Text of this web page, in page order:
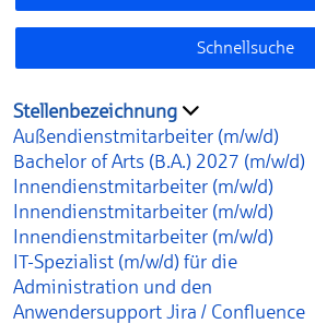
Schnellsuche
Stellenbezeichnung
Außendienstmitarbeiter (m/w/d)
Bachelor of Arts (B.A.) 2027 (m/w/d)
Innendienstmitarbeiter (m/w/d)
Innendienstmitarbeiter (m/w/d)
Innendienstmitarbeiter (m/w/d)
IT-Spezialist (m/w/d) für die
Administration und den
Anwendersupport Jira / Confluence